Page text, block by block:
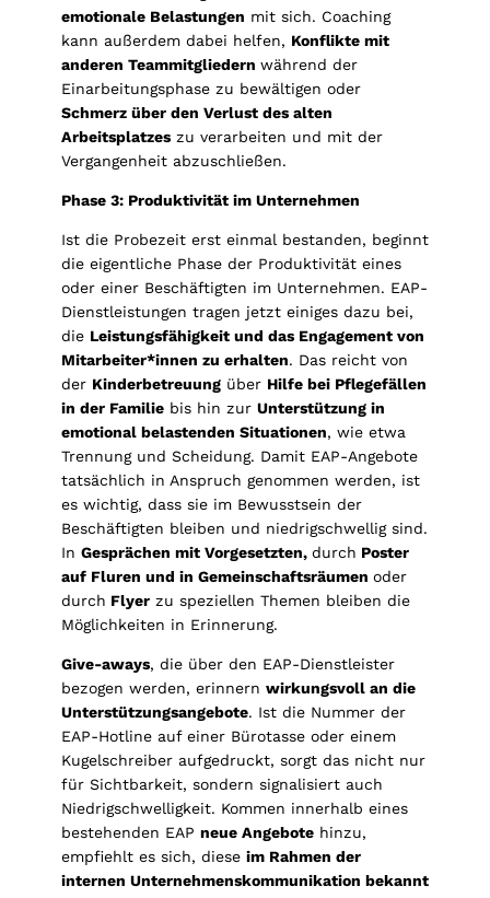
emotionale Belastungen mit sich. Coaching
kann außerdem dabei helfen, Konflikte mit
anderen Teammitgliedern während der
Einarbeitungsphase zu bewältigen oder
Schmerz über den Verlust des alten
Arbeitsplatzes zu verarbeiten und mit der
Vergangenheit abzuschließen.
Phase 3: Produktivität im Unternehmen
Ist die Probezeit erst einmal bestanden, beginnt
die eigentliche Phase der Produktivität eines
oder einer Beschäftigten im Unternehmen. EAP-
Dienstleistungen tragen jetzt einiges dazu bei,
die Leistungsfähigkeit und das Engagement von
Mitarbeiter*innen zu erhalten. Das reicht von
der Kinderbetreuung über Hilfe bei Pflegefällen
in der Familie bis hin zur Unterstützung in
emotional belastenden Situationen, wie etwa
Trennung und Scheidung. Damit EAP-Angebote
tatsächlich in Anspruch genommen werden, ist
es wichtig, dass sie im Bewusstsein der
Beschäftigten bleiben und niedrigschwellig sind.
In Gesprächen mit Vorgesetzten, durch Poster
auf Fluren und in Gemeinschaftsräumen oder
durch Flyer zu speziellen Themen bleiben die
Möglichkeiten in Erinnerung.
Give-aways, die über den EAP-Dienstleister
bezogen werden, erinnern wirkungsvoll an die
Unterstützungsangebote. Ist die Nummer der
EAP-Hotline auf einer Bürotasse oder einem
Kugelschreiber aufgedruckt, sorgt das nicht nur
für Sichtbarkeit, sondern signalisiert auch
Niedrigschwelligkeit. Kommen innerhalb eines
bestehenden EAP neue Angebote hinzu,
empfiehlt es sich, diese im Rahmen der
internen Unternehmenskommunikation bekannt